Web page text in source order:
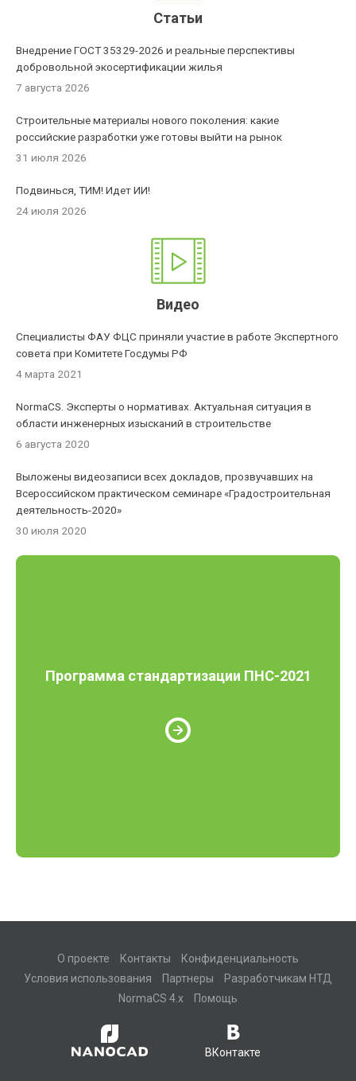
Статьи
Внедрение ГОСТ 35329-2026 и реальные перспективы
добровольной экосертификации жилья
7 августа 2026
Строительные материалы нового поколения: какие
российские разработки уже готовы выйти на рынок
31 июля 2026
Подвинься, ТИМ! Идет ИИ!
24 июля 2026
Видео
Специалисты ФАУ ФЦС приняли участие в работе Экспертного
совета при Комитете Госдумы РФ
4 марта 2021
NormaCS. Эксперты о нормативах. Актуальная ситуация в
области инженерных изысканий в строительстве
6 августа 2020
Выложены видеозаписи всех докладов, прозвучавших на
Всероссийском практическом семинаре «Градостроительная
деятельность-2020»
30 июля 2020
Программа стандартизации ПНС-2021
О проекте Контакты
Конфиденциальность
Условия использования
Партнеры
Разработчикам НТД
NormaCS 4.x
Помощь
ВКонтакте